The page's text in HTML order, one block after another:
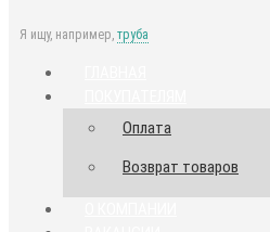
Я ищу, например, труба
Оплата
Возврат товаров